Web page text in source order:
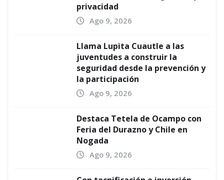
privacidad
Ago 9, 2026
Llama Lupita Cuautle a las
juventudes a construir la
seguridad desde la prevención y
la participación
Ago 9, 2026
Destaca Tetela de Ocampo con
Feria del Durazno y Chile en
Nogada
Ago 9, 2026